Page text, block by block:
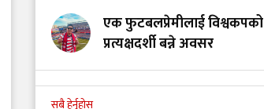
एक फुटबलप्रेमीलाई विश्वकपको
प्रत्यक्षदर्शी बन्ने अवसर
सबै हेर्नुहोस